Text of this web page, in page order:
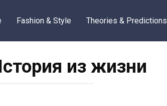
Fashion & Style Theories & Predictions
из жизни